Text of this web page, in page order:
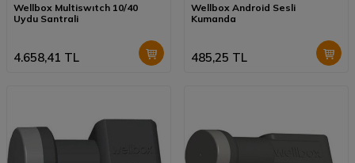
Wellbox Multiswıtch 10/40
Uydu Santrali
4.658,41 TL
Wellbox Android Sesli
Kumanda
485,25 TL